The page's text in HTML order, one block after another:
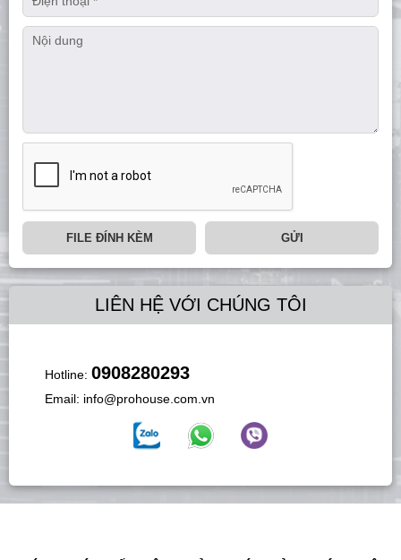
FILE ĐÍNH KÈM GỬI
LIÊN HỆ VỚI CHÚNG TÔI
Hotline: 0908280293
Email: info@prohouse.com.vn